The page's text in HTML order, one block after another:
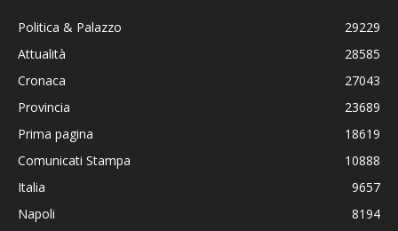
Politica & Palazzo
29229
Attualità
28585
Cronaca
27043
Provincia
23689
Prima pagina
18619
Comunicati Stampa
10888
Italia
9657
Napoli
8194